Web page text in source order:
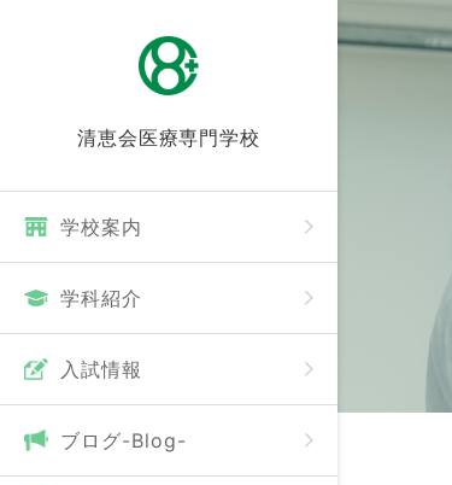
清恵会医療専門学校
学校案内
学科紹介
⼊試情報
ブログ-Blog-